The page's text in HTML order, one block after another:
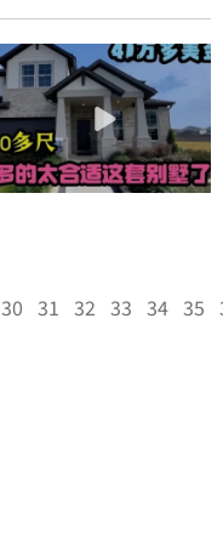
30 31 32 33 34 35